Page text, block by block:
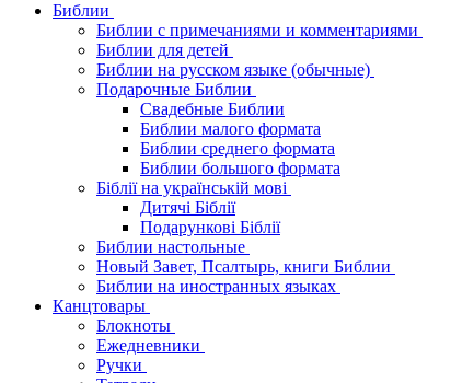
Библии
Библии с примечаниями и комментариями
Библии для детей
Библии на русском языке (обычные)
Подарочные Библии
Свадебные Библии
Библии малого формата
Библии среднего формата
Библии большого формата
Біблії на українській мові
Дитячі Біблії
Подарункові Біблії
Библии настольные
Новый Завет, Псалтырь, книги Библии
Библии на иностранных языках
Канцтовары
Блокноты
Ежедневники
Ручки